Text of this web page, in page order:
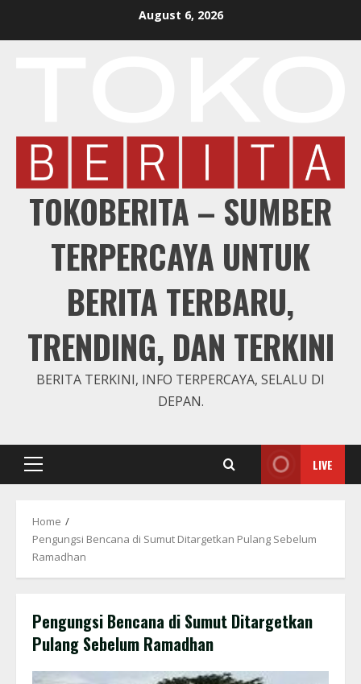
August 6, 2026
TOKOBERITA – SUMBER
TERPERCAYA UNTUK
BERITA TERBARU,
TRENDING, DAN TERKINI
BERITA TERKINI, INFO TERPERCAYA, SELALU DI
DEPAN.
Primary
LIVE
Home
Pengungsi Bencana di Sumut Ditargetkan Pulang Sebelum
Ramadhan
Pengungsi Bencana di Sumut Ditargetkan
Pulang Sebelum Ramadhan